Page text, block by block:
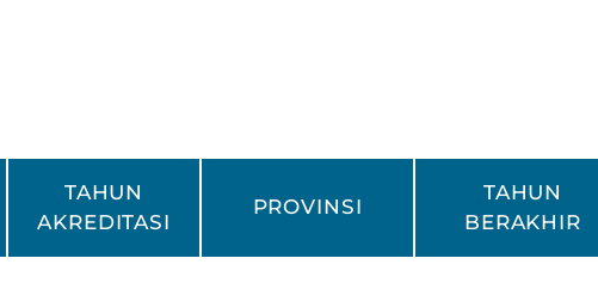
TAHUN
AKREDITASI
PROVINSI
TAHUN
BERAKHIR